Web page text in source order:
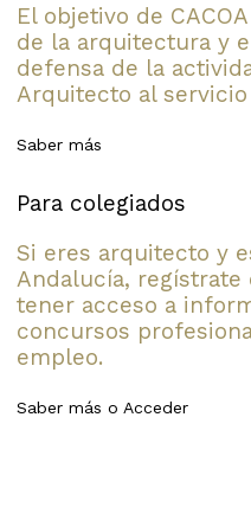
El objetivo de
de la arquitectura y
defensa de la
Arquitecto al
Saber más
Para colegiados
Si eres arquitecto y
Andalucía,
tener acceso a
concursos
empleo.
Saber más o Acceder